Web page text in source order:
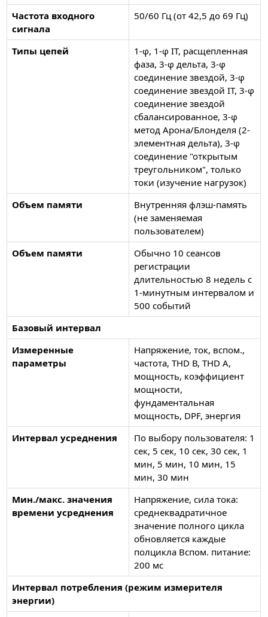
Частота входного
сигнала
50/60 Гц (от 42,5 до 69 Гц)
Типы цепей
1-φ, 1-φ IT, расщепленная
фаза, 3-φ дельта, 3-φ
соединение звездой, 3-φ
соединение звездой IT, 3-φ
соединение звездой
сбалансированное, 3-φ
метод Арона/Блонделя (2-
элементная дельта), 3-φ
соединение "открытым
треугольником", только
токи (изучение нагрузок)
Объем памяти
Внутренняя флэш-память
(не заменяемая
пользователем)
Объем памяти
Обычно 10 сеансов
регистрации
длительностью 8 недель с
1-минутным интервалом и
500 событий
Базовый интервал
Измеренные
параметры
Напряжение, ток, вспом.,
частота, THD В, THD А,
мощность, коэффициент
мощности,
фундаментальная
мощность, DPF, энергия
Интервал усреднения
По выбору пользователя: 1
сек, 5 сек, 10 сек, 30 сек, 1
мин, 5 мин, 10 мин, 15
мин, 30 мин
Мин./макс. значения
времени усреднения
Напряжение, сила тока:
среднеквадратичное
значение полного цикла
обновляется каждые
полцикла Вспом. питание:
200 мс
Интервал потребления (режим измерителя
энергии)